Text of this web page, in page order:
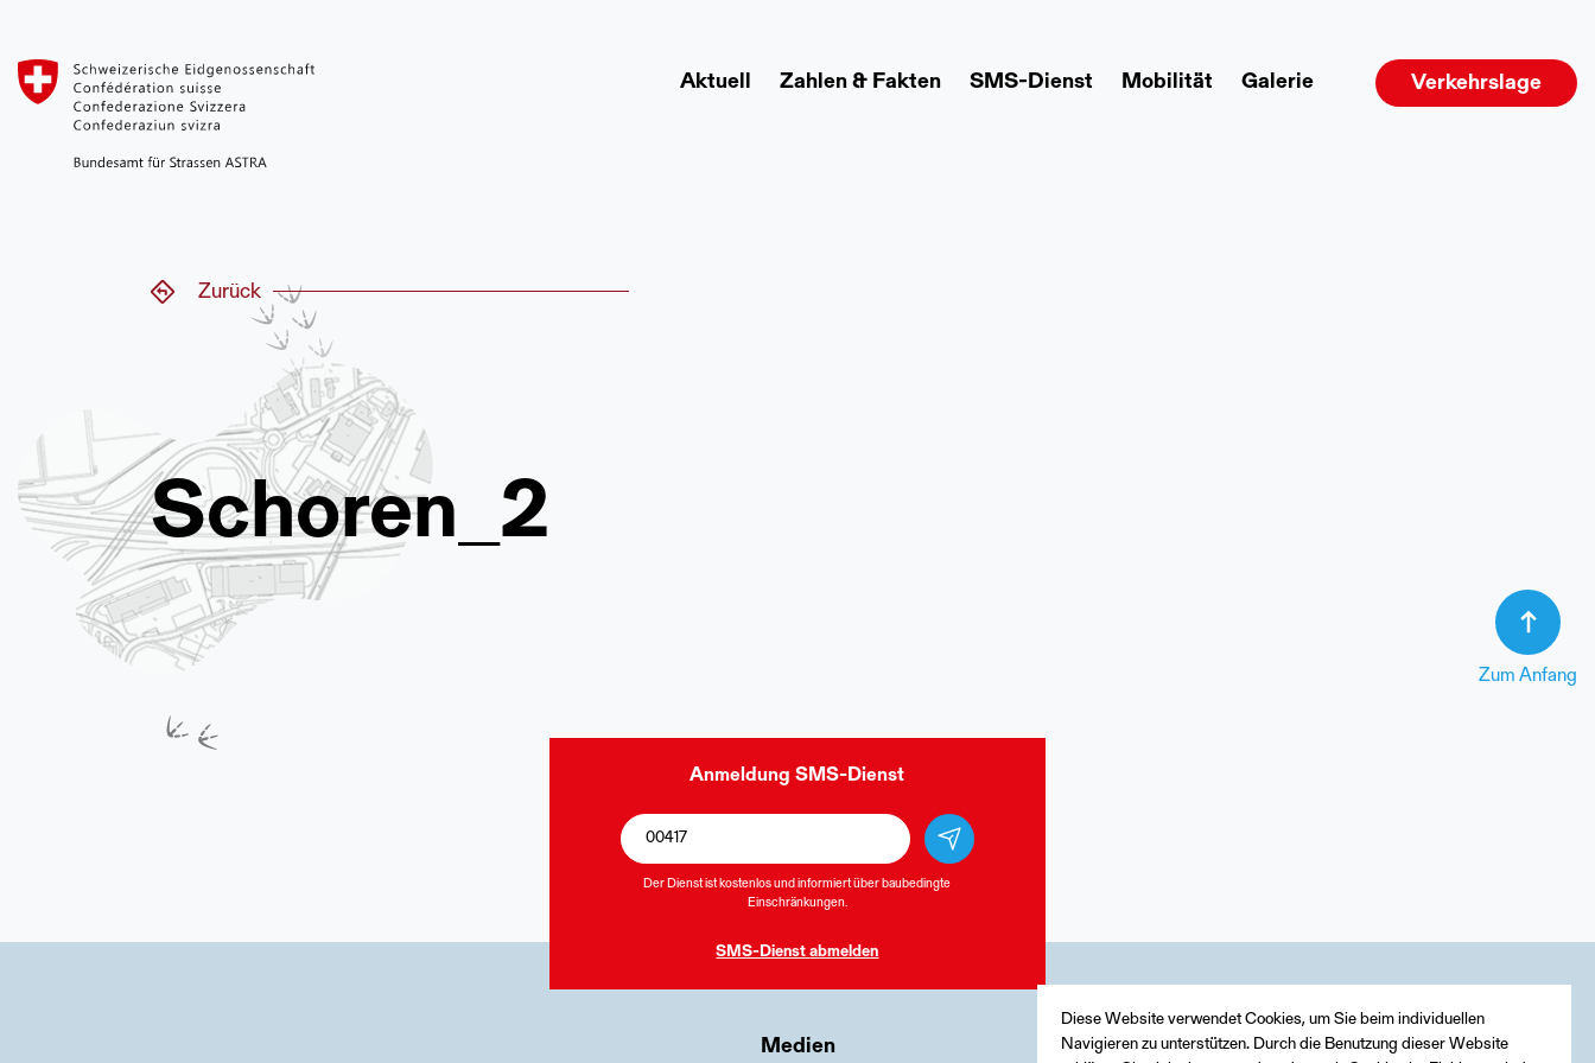
Aktuell Zahlen & Fakten SMS-Dienst Mobilität Galerie Verkehrslage
Zurück
Schoren_2
Zum Anfang
Anmeldung SMS-Dienst
Der Dienst ist kostenlos und informiert über baubedingte
Einschränkungen.
SMS-Dienstabmelden
Medien
Diese Website verwendet Cookies, um Sie beim individuellen
Navigieren zu unterstützen. Durch die Benutzung dieser Website